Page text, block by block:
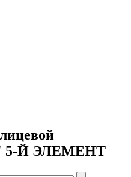
5-Й ЭЛЕМЕНТ